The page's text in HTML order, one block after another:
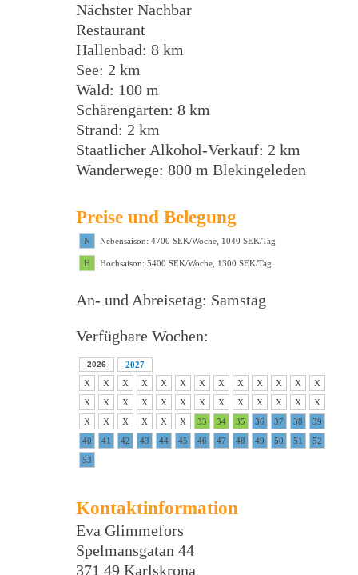
Nächster Nachbar
Restaurant
Hallenbad: 8 km
See: 2 km
Wald: 100 m
Schärengarten: 8 km
Strand: 2 km
Staatlicher Alkohol-Verkauf: 2 km
Wanderwege: 800 m Blekingeleden
Preise und Belegung
N Nebensaison: 4700 SEK/Woche, 1040 SEK/Tag
H Hochsaison: 5400 SEK/Woche, 1300 SEK/Tag
An- und Abreisetag: Samstag
Verfügbare Wochen:
2026
2027
X
X X X X X X X X X X X
X
X
X X X X X X X X X X X
X
X
X X X X X 33 34 35 36 37 38
39
40
41 42 43 44 45 46 47 48 49 50 51
52
53
Kontaktinformation
Eva Glimmefors
Spelmansgatan 44
371 49 Karlskrona